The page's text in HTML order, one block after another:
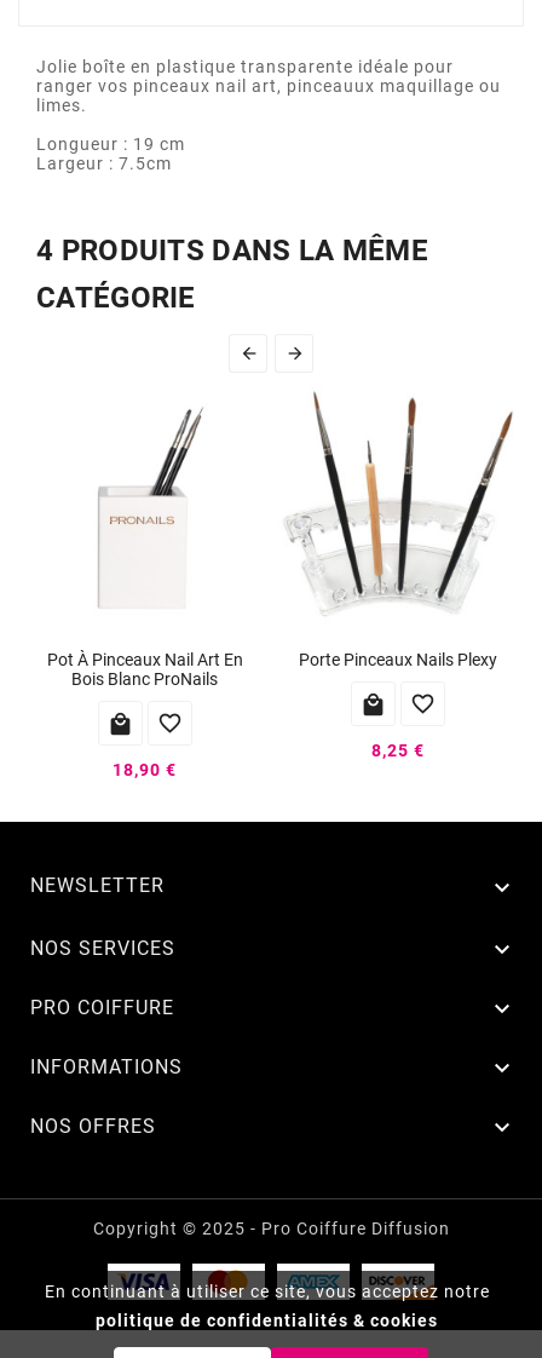
En continuant à utiliser ce site, vous acceptez notre
politique de confidentialités & cookies
Jolie boîte en plastique transparente idéale pour
ranger vos pinceaux nail art, pinceauux maquillage ou
limes.
Longueur : 19 cm
Largeur : 7.5cm
4 PRODUITS DANS LA MÊME
CATÉGORIE
 
Pot À Pinceaux Nail Art En
Bois Blanc ProNails
 
18,90 €
Porte Pinceaux Nails Plexy
 
8,25 €
NEWSLETTER 
NOS SERVICES 
PRO COIFFURE 
INFORMATIONS 
NOS OFFRES 
Copyright © 2025 - Pro Coiffure Diffusion